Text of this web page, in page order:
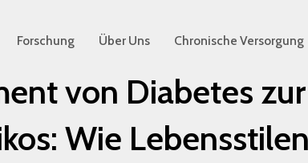
Forschung Über Uns Chronische Versorgung
von Diabetes
Wie